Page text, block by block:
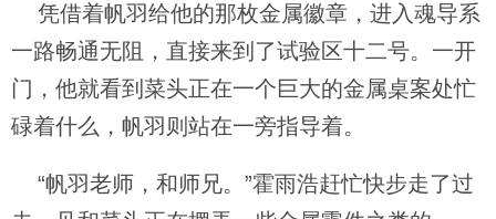
凭借着帆羽给他的那枚金属徽章，进入魂导系
一路畅通无阻，直接来到了试验区十二号。一开
门，他就看到菜头正在一个巨大的金属桌案处忙
碌着什么，帆羽则站在一旁指导着。
“帆羽老师，和师兄。”霍雨浩赶忙快步走了过